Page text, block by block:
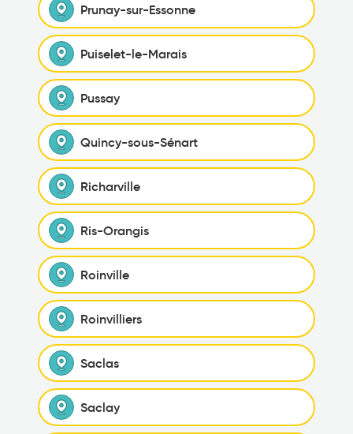
Prunay-sur-Essonne
Puiselet-le-Marais
Pussay
Quincy-sous-Sénart
Richarville
Ris-Orangis
Roinville
Roinvilliers
Saclas
Saclay